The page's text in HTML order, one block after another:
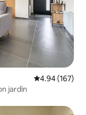
Calificación
4.94 (167)
jardín